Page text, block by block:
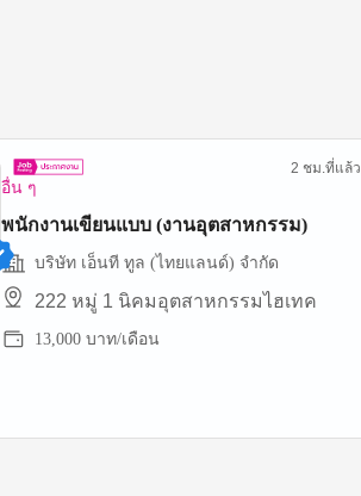
อื่น ๆ
2 ชม.ที่แล้ว
พนักงานเขียนแบบ (งานอุตสาหกรรม)
บริษัท เอ็นที ทูล (ไทยแลนด์) จำกัด
222 หมู่ 1 นิคมอุตสาหกรรมไฮเทค
13,000 บาท/เดือน